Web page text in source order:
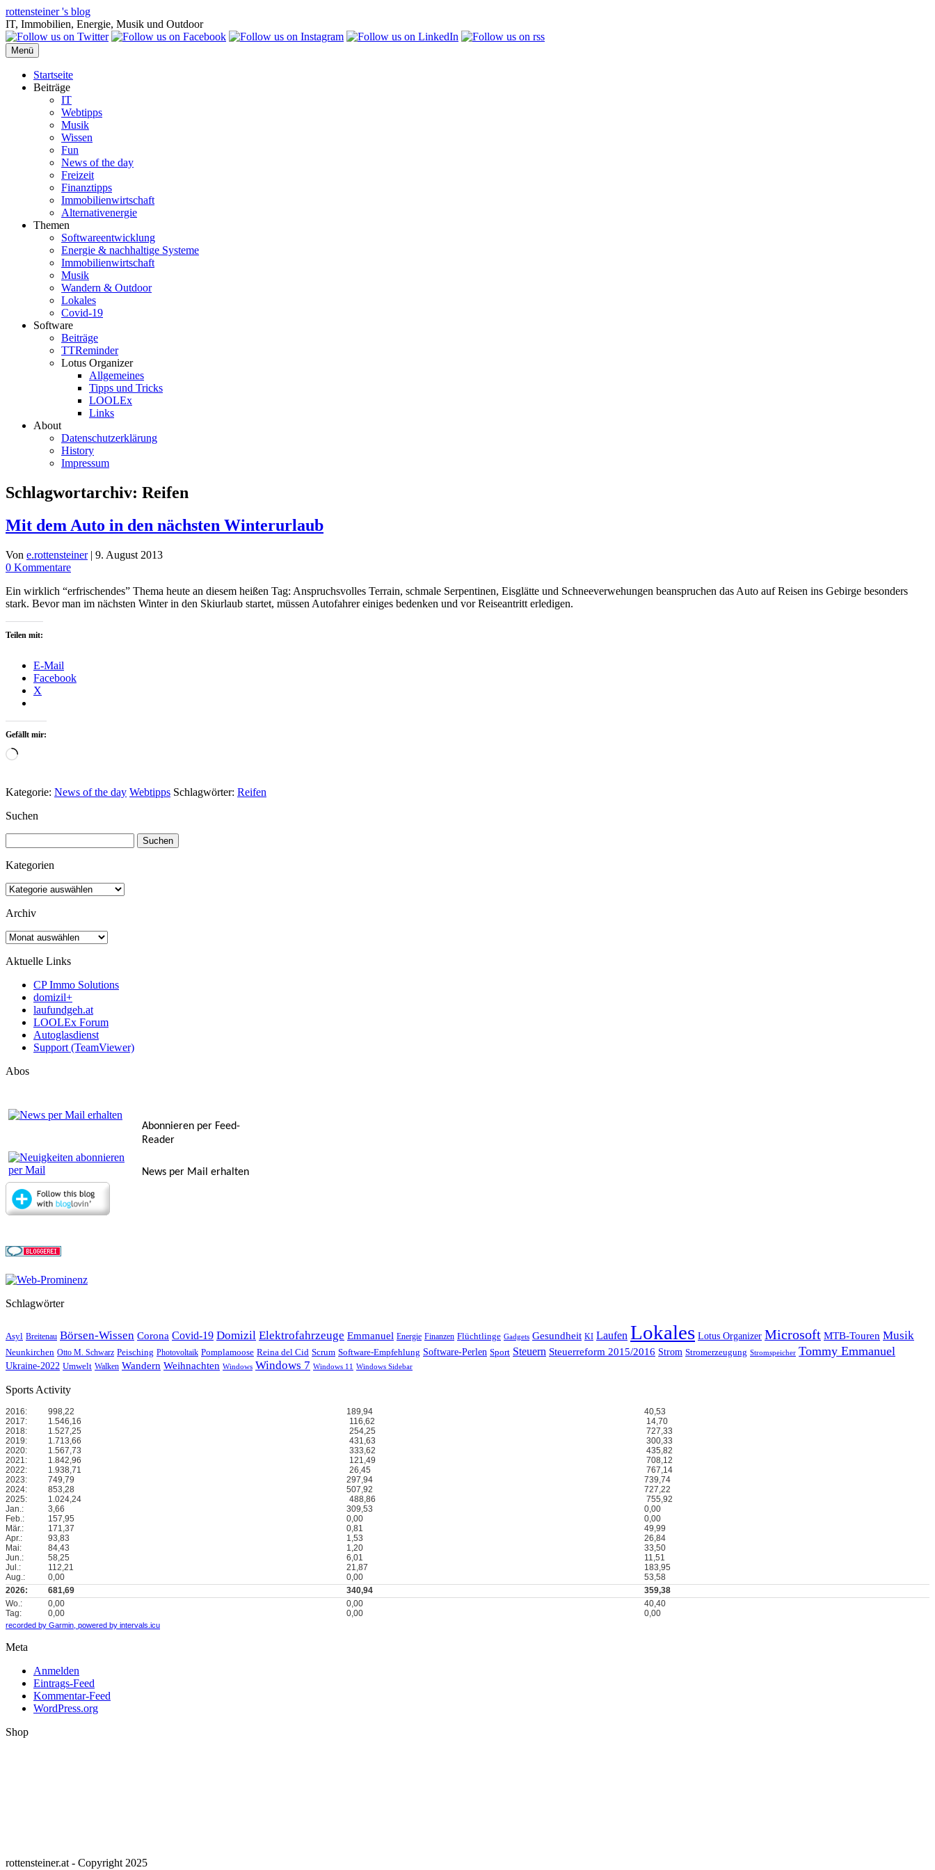
Zum
Inhalt
springen
rottensteiner 's blog
IT, Immobilien, Energie, Musik und Outdoor
Menü
Startseite
Beiträge
IT
Webtipps
Musik
Wissen
Fun
News of the day
Freizeit
Finanztipps
Immobilienwirtschaft
Alternativenergie
Themen
Softwareentwicklung
Energie & nachhaltige Systeme
Immobilienwirtschaft
Musik
Wandern & Outdoor
Lokales
Covid-19
Software
Beiträge
TTReminder
Lotus Organizer
Allgemeines
Tipps und Tricks
LOOLEx
Links
About
Datenschutzerklärung
History
Impressum
Schlagwortarchiv: Reifen
Mit dem Auto in den nächsten Winterurlaub
Von e.rottensteiner | 9. August 2013
0 Kommentare
Ein wirklich “erfrischendes” Thema heute an diesem heißen Tag: Anspruchsvolles Terrain, schmale Serpentinen, Eisglätte und Schneeverwehungen beanspruchen das Auto auf Reisen ins Gebirge besonders
stark. Bevor man im nächsten Winter in den Skiurlaub startet, müssen Autofahrer einiges bedenken und vor Reiseantritt erledigen.
Teilen mit:
E-Mail
Facebook
X
Gefällt mir:
Wird
Kategorie: News of the day Webtipps Schlagwörter: Reifen
Suchen
nach:
Kategorien
Kategorien
Archiv
Archiv
Aktuelle Links
CP Immo Solutions
domizil+
laufundgeh.at
LOOLEx Forum
Autoglasdienst
Support (TeamViewer)
Abos
Abonnieren per Feed-
Reader
News per Mail erhalten
Schlagwörter
Asyl Breitenau Börsen-Wissen Corona Covid-19 Domizil Elektrofahrzeuge Emmanuel Energie Finanzen Flüchtlinge Gadgets Gesundheit KI Laufen Lokales Lotus Organizer Microsoft MTB-Touren Musik
Neunkirchen Otto M. Schwarz Peisching Photovoltaik Pomplamoose Reina del Cid Scrum Software-Empfehlung Software-Perlen Sport Steuern Steuerreform 2015/2016 Strom Stromerzeugung Stromspeicher Tommy Emmanuel
Ukraine-2022 Umwelt Walken Wandern Weihnachten Windows Windows 7 Windows 11 Windows Sidebar
Sports Activity
2016: 998,22 189,94
40,53
2017:
1.546,16 116,62
14,70
2018:
1.527,25 254,25
727,33
2019:
1.713,66 431,63
300,33
2020:
1.567,73 333,62
435,82
2021:
1.842,96 121,49
708,12
2022:
1.938,71 26,45
767,14
2023:
749,79 297,94
739,74
2024:
853,28 507,92
727,22
2025:
1.024,24 488,86
755,92
Jan.:
3,66 309,53
0,00
Feb.:
157,95 0,00
0,00
Mär.:
171,37 0,81
49,99
Apr.:
93,83 1,53
26,84
Mai:
84,43 1,20
33,50
Jun.:
58,25 6,01
11,51
Jul.:
112,21 21,87
183,95
Aug.:
0,00 0,00
53,58
2026:
681,69 340,94
359,38
Wo.:
0,00 0,00
40,40
Tag:
0,00 0,00 0,00
recorded by Garmin, powered by intervals.icu
Meta
Anmelden
Eintrags-Feed
Kommentar-Feed
WordPress.org
Shop
rottensteiner.at - Copyright 2025